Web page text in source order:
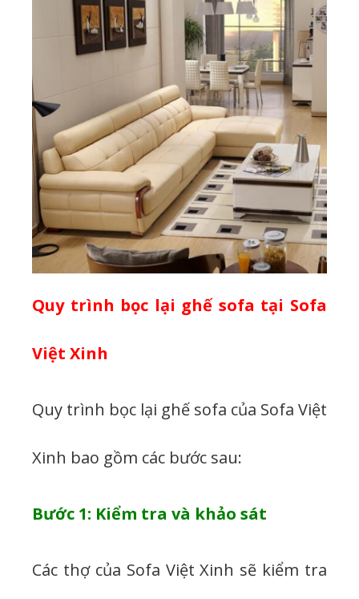
Quy trình bọc lại ghế sofa tại Sofa
Việt Xinh
Quy trình bọc lại ghế sofa của Sofa Việt
Xinh bao gồm các bước sau:
Bước 1: Kiểm tra và khảo sát
Các thợ của Sofa Việt Xinh sẽ kiểm tra